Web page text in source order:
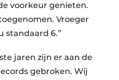
voorkeur genieten.
Vroeger
standaard 6.”
jaren zijn er aan de
gebroken. Wij